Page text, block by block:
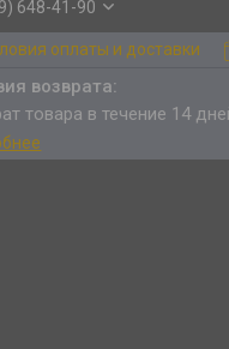
648-41-90
оплаты и доставки
товара в течение 14